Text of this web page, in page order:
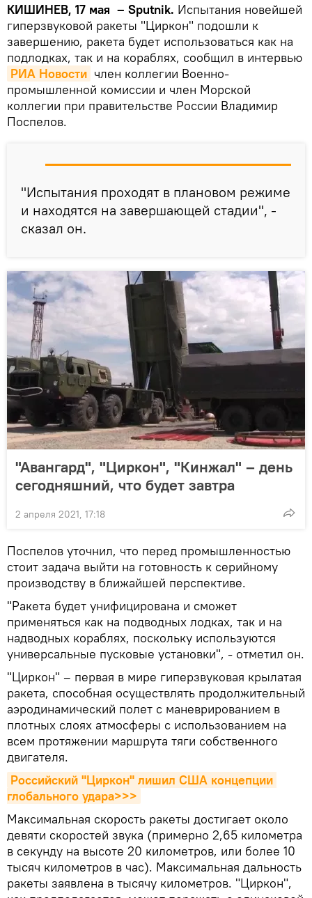
КИШИНЕВ, 17 мая – Sputnik. Испытания новейшей
гиперзвуковой ракеты "Циркон" подошли к
завершению, ракета будет использоваться как на
подлодках, так и на кораблях, сообщил в интервью
РИА Новости член коллегии Военно-
промышленной комиссии и член Морской
коллегии при правительстве России Владимир
Поспелов.
"Испытания проходят в плановом режиме
и находятся на завершающей стадии", -
сказал он.
"Авангард", "Циркон", "Кинжал" – день
сегодняшний, что будет завтра
2 апреля 2021, 17:18
Поспелов уточнил, что перед промышленностью
стоит задача выйти на готовность к серийному
производству в ближайшей перспективе.
"Ракета будет унифицирована и сможет
применяться как на подводных лодках, так и на
надводных кораблях, поскольку используются
универсальные пусковые установки", - отметил он.
"Циркон" – первая в мире гиперзвуковая крылатая
ракета, способная осуществлять продолжительный
аэродинамический полет с маневрированием в
плотных слоях атмосферы с использованием на
всем протяжении маршрута тяги собственного
двигателя.
Российский "Циркон" лишил США концепции
глобального удара>>>
Максимальная скорость ракеты достигает около
девяти скоростей звука (примерно 2,65 километра
в секунду на высоте 20 километров, или более 10
тысяч километров в час). Максимальная дальность
ракеты заявлена в тысячу километров. "Циркон",